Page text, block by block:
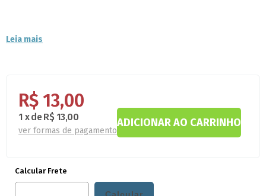
Leia mais
R$ 13,00
1 x de R$ 13,00
ver formas de pagamento
Calcular Frete